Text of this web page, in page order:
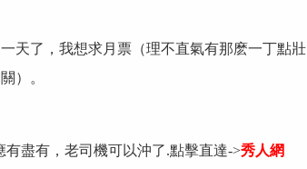
天了，我想求月票（理不直氣有那麽一丁點壯
）。
盡有，老司機可以沖了.點擊直達->秀人網